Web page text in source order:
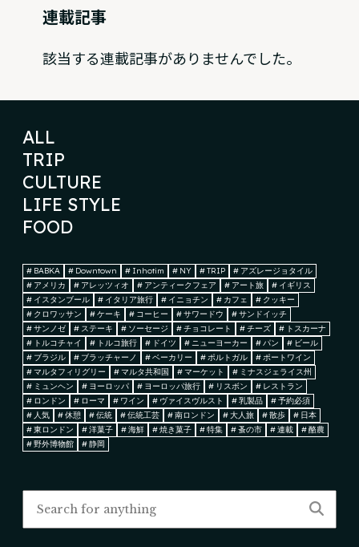
連載記事
該当する連載記事がありませんでした。
ALL
TRIP
CULTURE
LIFE STYLE
FOOD
# BABKA # Downtown # Inhotim # NY #TRIP # アズレージョタイル
# アメリカ # アレッツィオ # アンティークフェア # アート旅 # イギリス
# イスタンブール # イタリア旅行 # イニョチン # カフェ # クッキー
# クロワッサン #ケーキ # コーヒー #サワードウ #サンドイッチ
#サンノゼ # ステーキ # ソーセージ #チョコレート #チーズ # トスカーナ
# トルコチャイ # トルコ旅行 # ドイツ #ニューヨーカー #パン # ビール
# ブラジル # ブラッチャーノ #ベーカリー #ポルトガル #ポートワイン
#マルタフィリグリー #マルタ共和国 #マーケット # ミナスジェライス州
# ミュンヘン # ヨーロッパ # ヨーロッパ旅行 # リスボン # レストラン
# ロンドン # ローマ # ワイン # ヴァイスヴルスト #乳製品 #予約必須
# 人気 #休憩 #伝統 #伝統工芸 #南ロンドン #大人旅 #散歩 # 日本
#東ロンドン #洋菓子 #海鮮 #焼き菓子 #特集 #蚤の市 #連載 #酪農
#野外博物館 #静岡